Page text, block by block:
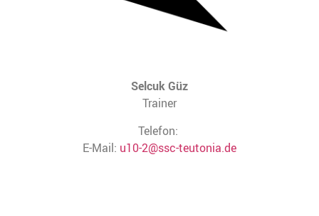
Selcuk Güz
Trainer
Telefon:
E-Mail: u10-2@ssc-teutonia.de